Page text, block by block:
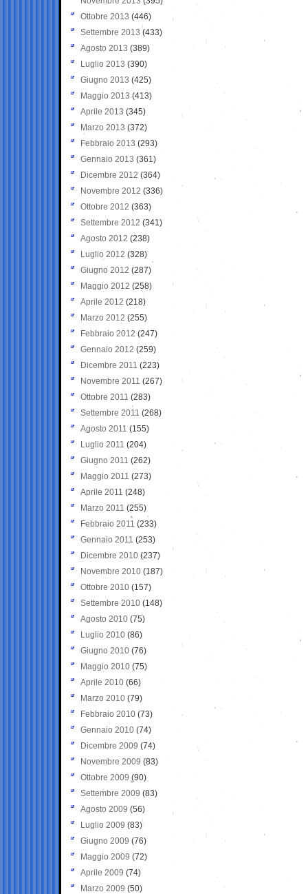
Ottobre 2013 (446)
Settembre 2013 (433)
Agosto 2013 (389)
Luglio 2013 (390)
Giugno 2013 (425)
Maggio 2013 (413)
Aprile 2013 (345)
Marzo 2013 (372)
Febbraio 2013 (293)
Gennaio 2013 (361)
Dicembre 2012 (364)
Novembre 2012 (336)
Ottobre 2012 (363)
Settembre 2012 (341)
Agosto 2012 (238)
Luglio 2012 (328)
Giugno 2012 (287)
Maggio 2012 (258)
Aprile 2012 (218)
Marzo 2012 (255)
Febbraio 2012 (247)
Gennaio 2012 (259)
Dicembre 2011 (223)
Novembre 2011 (267)
Ottobre 2011 (283)
Settembre 2011 (268)
Agosto 2011 (155)
Luglio 2011 (204)
Giugno 2011 (262)
Maggio 2011 (273)
Aprile 2011 (248)
Marzo 2011 (255)
Febbraio 2011 (233)
Gennaio 2011 (253)
Dicembre 2010 (237)
Novembre 2010 (187)
Ottobre 2010 (157)
Settembre 2010 (148)
Agosto 2010 (75)
Luglio 2010 (86)
Giugno 2010 (76)
Maggio 2010 (75)
Aprile 2010 (66)
Marzo 2010 (79)
Febbraio 2010 (73)
Gennaio 2010 (74)
Dicembre 2009 (74)
Novembre 2009 (83)
Ottobre 2009 (90)
Settembre 2009 (83)
Agosto 2009 (56)
Luglio 2009 (83)
Giugno 2009 (76)
Maggio 2009 (72)
Aprile 2009 (74)
Marzo 2009 (50)